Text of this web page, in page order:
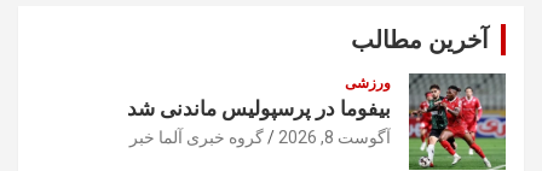
آخرین مطالب
ورزشی
بیفوما در پرسپولیس ماندنی شد
آگوست 8, 2026 گروه خبری آلما خبر